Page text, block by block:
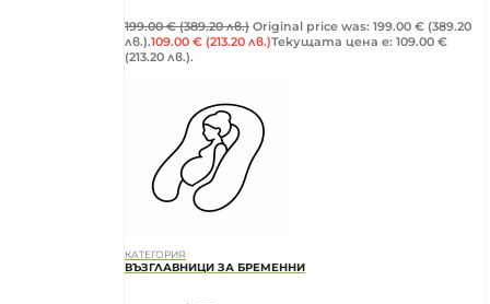
199.00€ (389.20 лв.) Original price was: 199.00 € (389.20
лв.).109.00 € (213.20 лв.)Текущата цена е: 109.00 €
(213.20 лв.).
КАТЕГОРИЯ
ВЪЗГЛАВНИЦИ ЗА БРЕМЕННИ